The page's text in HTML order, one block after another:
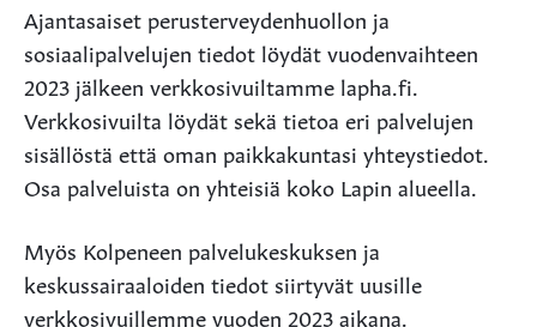
Ajantasaiset perusterveydenhuollon ja
sosiaalipalvelujen tiedot löydät vuodenvaihteen
2023 jälkeen verkkosivuiltamme lapha.fi.
Verkkosivuilta löydät sekä tietoa eri palvelujen
sisällöstä että oman paikkakuntasi yhteystiedot.
Osa palveluista on yhteisiä koko Lapin alueella.
Myös Kolpeneen palvelukeskuksen ja
keskussairaaloiden tiedot siirtyvät uusille
verkkosivuillemme vuoden 2023 aikana.